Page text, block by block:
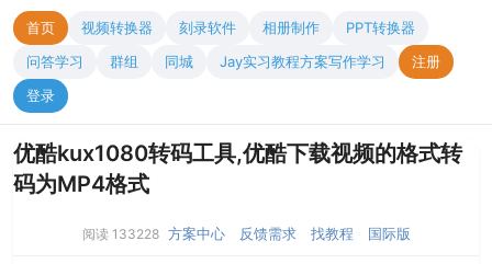
首页 视频转换器 刻录软件 相册制作
PPT转换器
问答学习
群组 同城 Jay实习教程方案写作学习
注册
登录
优酷kux1080转码工具,优酷下载视频的格式转
码为MP4格式
阅读 133228 方案中心 反馈需求 找教程 国际版